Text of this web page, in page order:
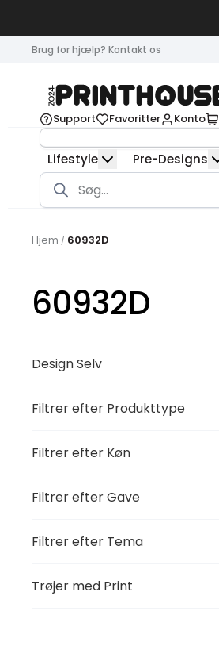
Brug for hjælp? Kontakt os
Support Favoritter Konto
Lifestyle
Pre-Designs
Products
search
Hjem / 60932D
60932D
Design Selv
Filtrer efter Produkttype
Filtrer efter Køn
Filtrer efter Gave
Filtrer efter Tema
Trøjer med Print